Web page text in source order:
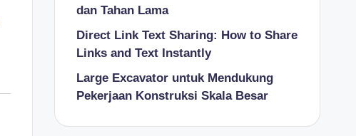
dan Tahan Lama
Direct Link Text Sharing: How to Share
Links and Text Instantly
Large Excavator untuk Mendukung
Pekerjaan Konstruksi Skala Besar